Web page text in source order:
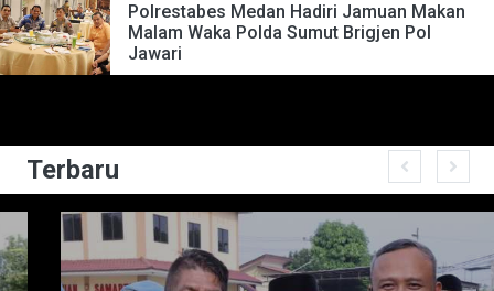
Polrestabes Medan Hadiri Jamuan Makan
Malam Waka Polda Sumut Brigjen Pol
Jawari
Terbaru